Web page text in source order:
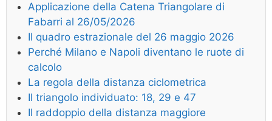
Applicazione della Catena Triangolare di
Fabarri al 26/05/2026
Il quadro estrazionale del 26 maggio 2026
Perché Milano e Napoli diventano le ruote di
calcolo
La regola della distanza ciclometrica
Il triangolo individuato: 18, 29 e 47
Il raddoppio della distanza maggiore